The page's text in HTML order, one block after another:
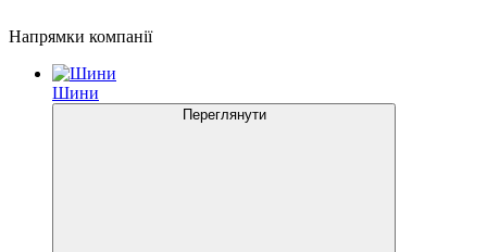
Напрямки компанії
Шини
Переглянути